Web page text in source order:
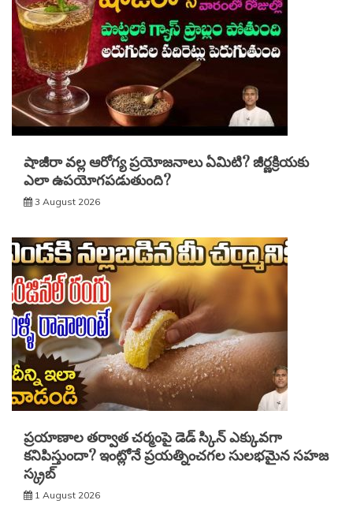
షాజీరా వల్ల ఆరోగ్య ప్రయోజనాలు ఏమిటి? జీర్ణక్రియకు
ఎలా ఉపయోగపడుతుంది?
3 August 2026
ప్రయాణాల తర్వాత చర్మంపై డెడ్ స్కిన్ ఎక్కువగా
కనిపిస్తుందా? ఇంట్లోనే ప్రయత్నించగల సులభమైన సహజ
స్క్రబ్
1 August 2026